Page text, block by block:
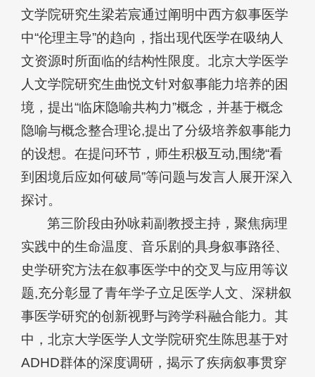
文学院研究生梁若宸通过阐明中西方叙事医学
中“伦理主导”的趋向，指出现代医学在吸纳人
文资源时所面临的结构性限度。北京大学医学
人文学院研究生曲悦文针对叙事能力培养的困
境，提出“临床隐喻共构力”概念，并基于概念
隐喻与概念整合理论,提出了分级培养叙事能力
的设想。在提问环节，师生积极互动,围绕“看
到困境后应如何破局”等问题与发言人展开深入
探讨。
第三阶段由孙咏莉副教授主持，聚焦病理
实践中的生命温度、音乐剧的具身叙事路径、
史学研究方法在叙事医学中的交叉与应用等议
题,充分彰显了青年学子立足医学人文、深耕叙
事医学研究的创新视野与跨学科融合能力。其
中，北京大学医学人文学院研究生陈思基于对
ADHD群体的深度调研，揭示了疾病叙事贯穿